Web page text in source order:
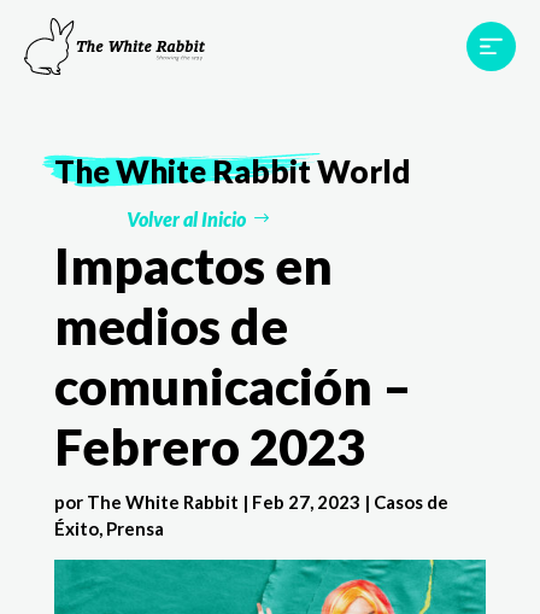
Proyectos
Testimonios
TWR World
The White RabbitWorld
Volver al Inicio
Impactos en
medios de
comunicación –
Febrero 2023
por The White Rabbit | Feb 27, 2023 | Casos de
Éxito, Prensa